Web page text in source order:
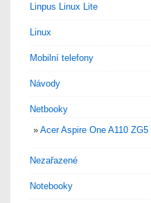
Linpus Linux Lite
Linux
Mobilní telefony
Návody
Netbooky
Acer Aspire One A110 ZG5
Nezařazené
Notebooky